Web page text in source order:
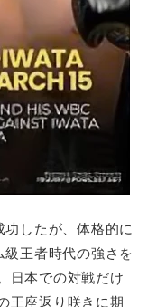
したが、体格的に
王者時代の強さを
日本での対戦だけ
王座返り咲きに期